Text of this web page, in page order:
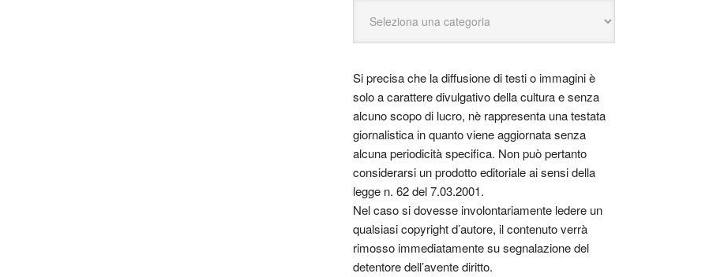
Si precisa che la diffusione di testi o immagini è
solo a carattere divulgativo della cultura e senza
alcuno scopo di lucro, nè rappresenta una testata
giornalistica in quanto viene aggiornata senza
alcuna periodicità specifica. Non può pertanto
considerarsi un prodotto editoriale ai sensi della
legge n. 62 del 7.03.2001.
Nel caso si dovesse involontariamente ledere un
qualsiasi copyright d’autore, il contenuto verrà
rimosso immediatamente su segnalazione del
detentore dell’avente diritto.